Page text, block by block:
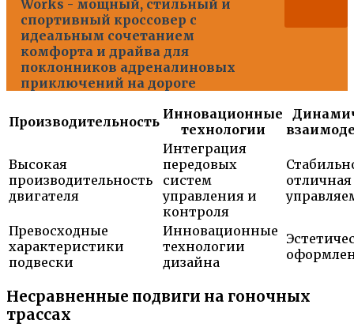
Works - мощный, стильный и
спортивный кроссовер с
идеальным сочетанием
комфорта и драйва для
поклонников адреналиновых
приключений на дороге
Производительность Инновационные
технологии
Высокая
производительность
двигателя
Интеграция
передовых
систем
управления и
контроля
отличная
Превосходные
характеристики
подвески
Инновационные
технологии
дизайна
Несравненные подвиги на гоночных
трассах